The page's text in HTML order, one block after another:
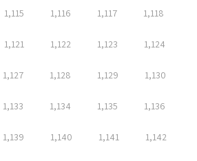
1,115 1,116 1,117 1,118
1,121 1,122 1,123 1,124
1,127 1,128 1,129 1,130
1,133 1,134 1,135 1,136
1,139 1,140 1,141 1,142